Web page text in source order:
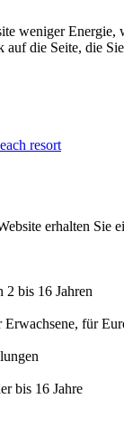
weniger Energie,
die Seite, die
resort
erhalten Sie
bis 16 Jahren
für
bis 16 Jahre